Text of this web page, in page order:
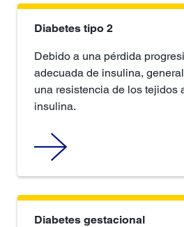
Diabetes tipo 2
Debido a una pérdida
adecuada de insulina,
una resistencia de los tejidos
insulina.
Diabetes gestacional